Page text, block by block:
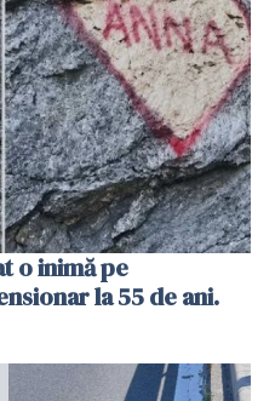
o inimă pe
la 55 de ani.